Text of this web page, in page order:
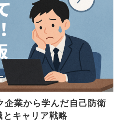
企業から学んだ自己防衛
とキャリア戦略